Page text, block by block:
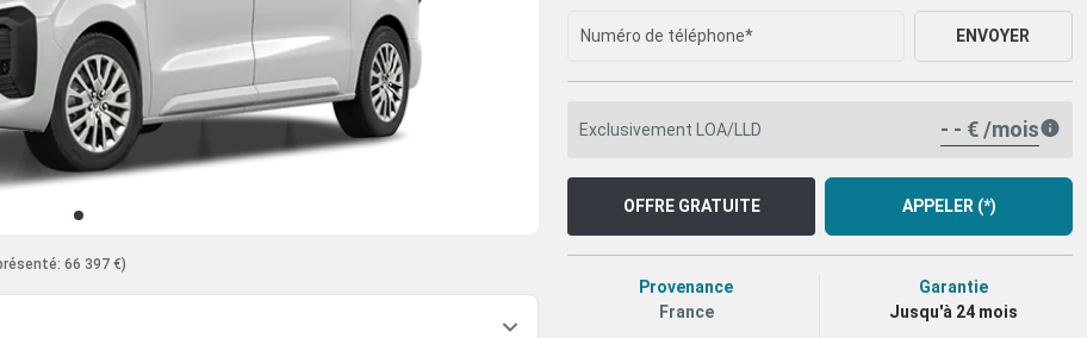
66 397 €)
ENVOYER
Exclusivement LOA/LLD - - € /mois
OFFRE GRATUITE APPELER (*)
Provenance
France
Garantie
Jusqu'à 24 mois